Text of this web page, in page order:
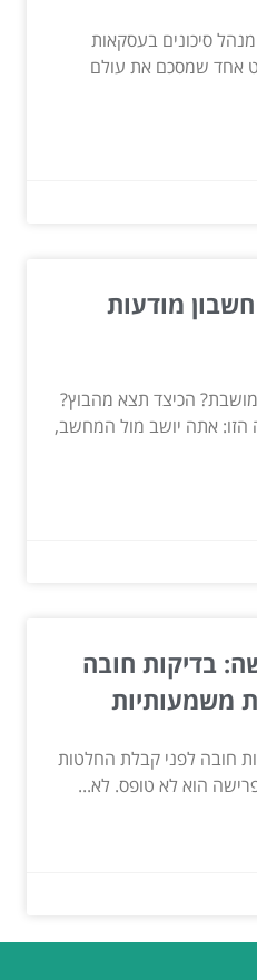
סיכונים בעסקאות
אחד שמסכם את עולם
מודעות
הכיצד תצא מהבוץ?
הזו: אתה יושב מול המחשב,
בדיקות חובה
משמעותיות
חובה לפני קבלת החלטות
הוא לא טופס. לא...